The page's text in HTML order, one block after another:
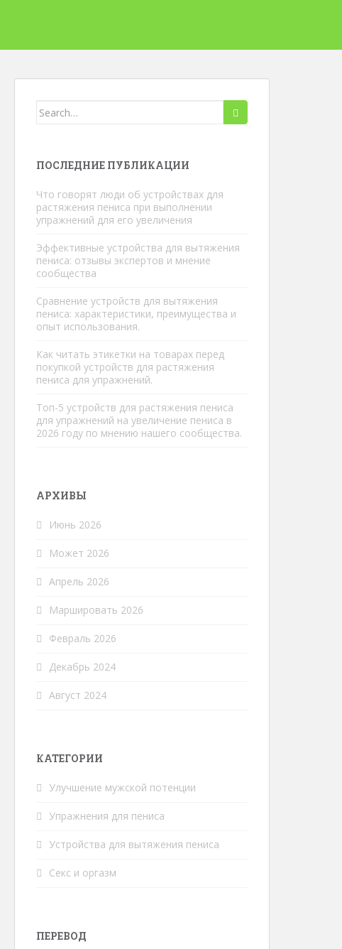
Искать:
ПОСЛЕДНИЕ ПУБЛИКАЦИИ
Что говорят люди об устройствах для
растяжения пениса при выполнении
упражнений для его увеличения
Эффективные устройства для вытяжения
пениса: отзывы экспертов и мнение
сообщества
Сравнение устройств для вытяжения
пениса: характеристики, преимущества и
опыт использования.
Как читать этикетки на товарах перед
покупкой устройств для растяжения
пениса для упражнений.
Топ-5 устройств для растяжения пениса
для упражнений на увеличение пениса в
2026 году по мнению нашего сообщества.
АРХИВЫ
Июнь 2026
Может 2026
Апрель 2026
Маршировать 2026
Февраль 2026
Декабрь 2024
Август 2024
КАТЕГОРИИ
Улучшение мужской потенции
Упражнения для пениса
Устройства для вытяжения пениса
Секс и оргазм
ПЕРЕВОД